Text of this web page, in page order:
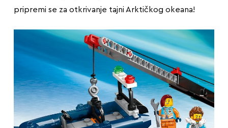
pripremi se za otkrivanje tajni Arktičkog okeana!